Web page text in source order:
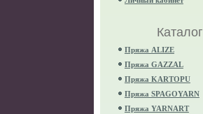
Каталог
Пряжа ALIZE
Пряжа GAZZAL
Пряжа KARTOPU
Пряжа SPAGOYARN
Пряжа YARNART